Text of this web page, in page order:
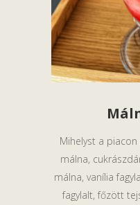
Mihelyst a
málna,
málna, vanília
fagylalt, főzött